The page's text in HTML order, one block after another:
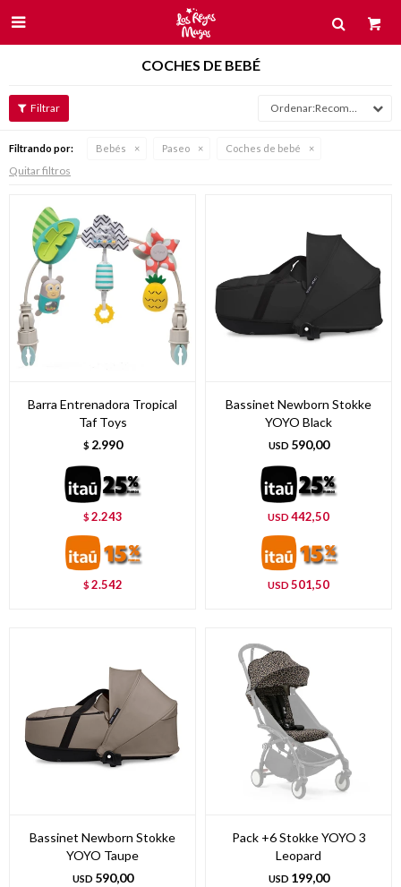

COCHES DE BEBÉ
Recomendados
Filtrando por: Bebés Paseo Coches de bebé
Quitar filtros
Barra Entrenadora Tropical
Taf Toys
$ 2.990
$2.243
$2.542
Bassinet Newborn Stokke
YOYO Black
USD 590,00
USD 442,50
USD 501,50
Bassinet Newborn Stokke
YOYO Taupe
USD 590,00
Pack +6 Stokke YOYO 3
Leopard
USD 199,00